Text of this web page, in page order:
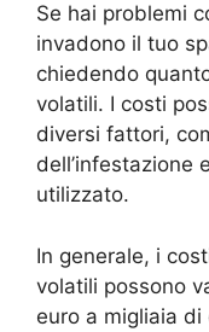
Se hai problemi
invadono il tuo
chiedendo
volatili. I costi
diversi fattori,
dell’infestazione
utilizzato.
In generale, i
volatili possono
euro a migliaia